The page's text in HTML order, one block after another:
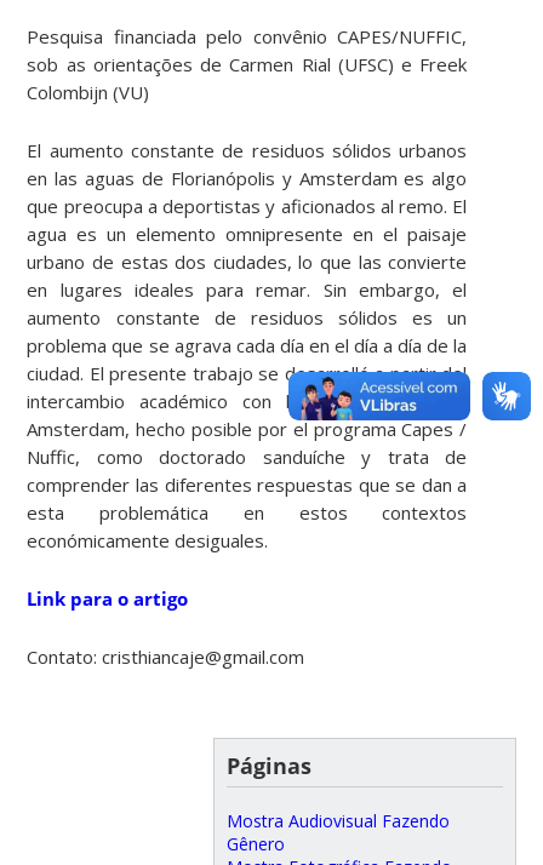
Pesquisa financiada pelo convênio CAPES/NUFFIC,
sob as orientações de Carmen Rial (UFSC) e Freek
Colombijn (VU)
El aumento constante de residuos sólidos urbanos
en las aguas de Florianópolis y Amsterdam es algo
que preocupa a deportistas y aficionados al remo. El
agua es un elemento omnipresente en el paisaje
urbano de estas dos ciudades, lo que las convierte
en lugares ideales para remar. Sin embargo, el
aumento constante de residuos sólidos es un
problema que se agrava cada día en el día a día de la
ciudad. El presente trabajo se desarrolló a partir del
intercambio académico con la Frive Universiteit
Amsterdam, hecho posible por el programa Capes /
Nuffic, como doctorado sanduíche y trata de
comprender las diferentes respuestas que se dan a
esta problemática en estos contextos
económicamente desiguales.
Link para o artigo
Contato: cristhiancaje@gmail.com
Páginas
Mostra Audiovisual Fazendo
Gênero